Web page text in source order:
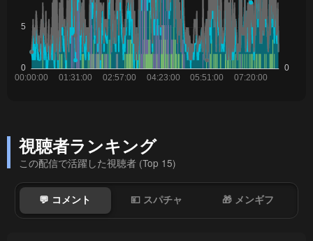
視聴者ランキング
この配信で活躍した視聴者 (Top 15)
💬 コメント 💴 スパチャ 🎁 メンギフ